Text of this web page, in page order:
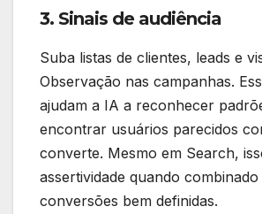
3. Sinais de audiência
Suba listas de clientes, leads e
Observação nas campanhas.
ajudam a IA a reconhecer
encontrar usuários parecidos
converte. Mesmo em Search,
assertividade quando
conversões bem definidas.